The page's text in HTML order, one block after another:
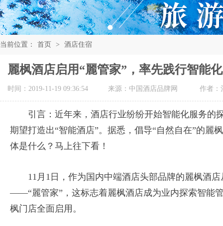
当前位置： 首页 > 酒店住宿
麗枫酒店启用“麗管家”，率先践行智能
时间：2019-11-19 09:36:54 来源：中国酒店品牌网 作者：
引言：近年来，酒店行业纷纷开始智能化服务的
期望打造出“智能酒店”。据悉，倡导“自然自在”的麗
体是什么？马上往下看！
11月1日，作为国内中端酒店头部品牌的麗枫酒
——“麗管家”，这标志着麗枫酒店成为业内探索智能
枫门店全面启用。